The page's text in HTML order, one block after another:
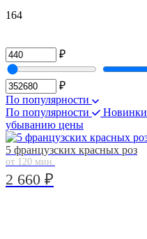
164
₽
₽
По популярности
По популярности
Новинки
убыванию цены
5 французских красных роз
от 120 мин.
2 660 ₽